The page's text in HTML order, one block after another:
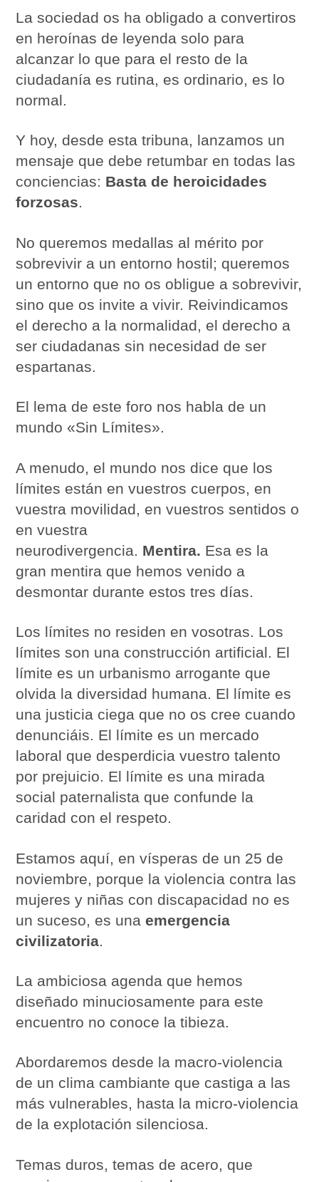
La sociedad os ha obligado a convertiros
en heroínas de leyenda solo para
alcanzar lo que para el resto de la
ciudadanía es rutina, es ordinario, es lo
normal.
Y hoy, desde esta tribuna, lanzamos un
mensaje que debe retumbar en todas las
conciencias: Basta de heroicidades
forzosas.
No queremos medallas al mérito por
sobrevivir a un entorno hostil; queremos
un entorno que no os obligue a sobrevivir,
sino que os invite a vivir. Reivindicamos
el derecho a la normalidad, el derecho a
ser ciudadanas sin necesidad de ser
espartanas.
El lema de este foro nos habla de un
mundo «Sin Límites».
A menudo, el mundo nos dice que los
límites están en vuestros cuerpos, en
vuestra movilidad, en vuestros sentidos o
en vuestra
neurodivergencia. Mentira. Esa es la
gran mentira que hemos venido a
desmontar durante estos tres días.
Los límites no residen en vosotras. Los
límites son una construcción artificial. El
límite es un urbanismo arrogante que
olvida la diversidad humana. El límite es
una justicia ciega que no os cree cuando
denunciáis. El límite es un mercado
laboral que desperdicia vuestro talento
por prejuicio. El límite es una mirada
social paternalista que confunde la
caridad con el respeto.
Estamos aquí, en vísperas de un 25 de
noviembre, porque la violencia contra las
mujeres y niñas con discapacidad no es
un suceso, es unaemergencia
civilizatoria
La ambiciosa agenda que hemos
diseñado minuciosamente para este
encuentro no conoce la tibieza.
Abordaremos desde la macro-violencia
de un clima cambiante que castiga a las
más vulnerables, hasta la micro-violencia
de la explotación silenciosa.
Temas duros, temas de acero, que